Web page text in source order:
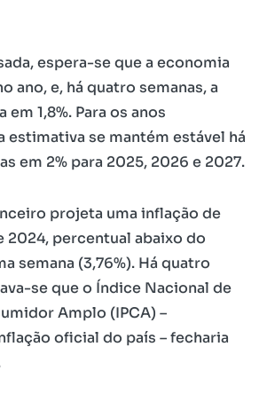
espera-se que a economia
ano, e, há quatro semanas, a
em 1,8%. Para os anos
estimativa se mantém estável há
em 2% para 2025, 2026 e 2027.
projeta uma inflação de
2024, percentual abaixo do
semana (3,76%). Há quatro
se que o Índice Nacional de
Amplo (IPCA) –
oficial do país – fecharia